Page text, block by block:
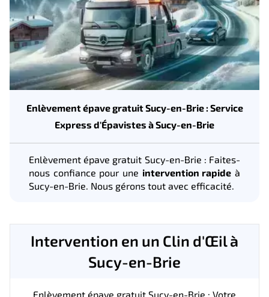
Enlèvement épave gratuit Sucy-en-Brie : Service
Express d'Épavistes à Sucy-en-Brie
Enlèvement épave gratuit Sucy-en-Brie : Faites-
nous confiance pour une intervention rapide à
Sucy-en-Brie. Nous gérons tout avec efficacité.
Intervention en un Clin d'Œil à
Sucy-en-Brie
Enlèvement épave gratuit Sucy-en-Brie : Votre